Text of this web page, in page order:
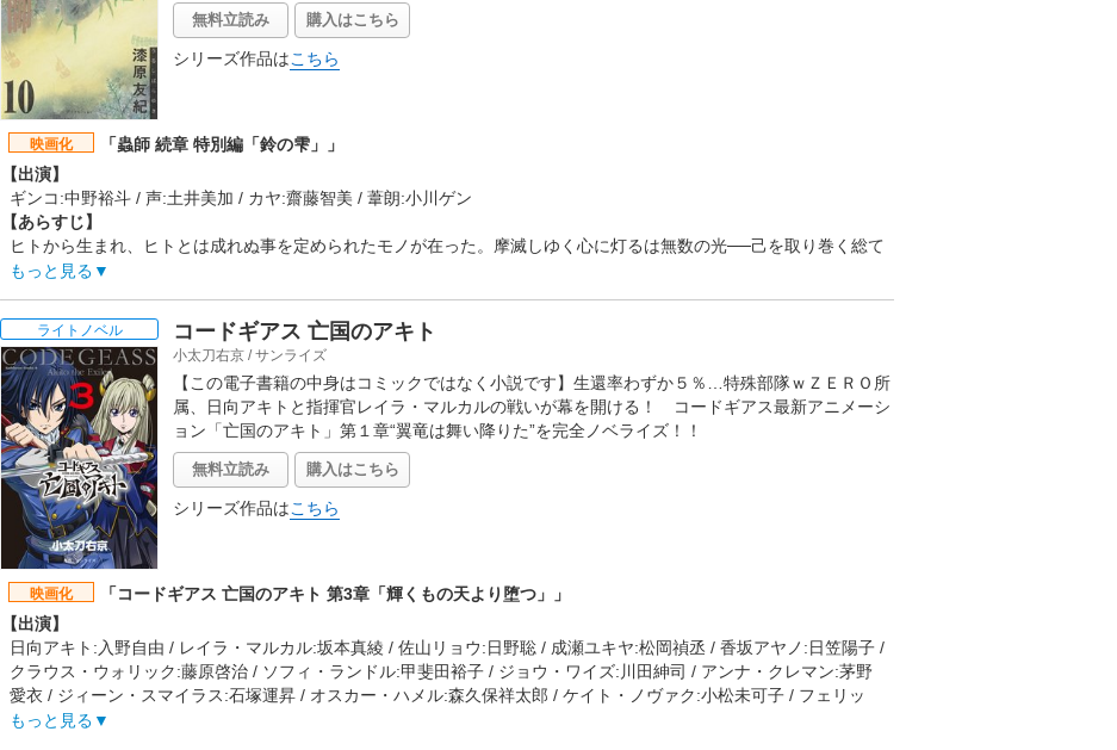
【スタッフ情報】
原案:佐藤順一
監督:佐藤順一
シリーズ構成:佐藤順一 / 脚本:山田由香、ハラダサヤカ / キャラクターデザイン・総作画監督:飯塚晴子 / 作画監督:原
勝徳、中原清隆 / 美術監督:田尻健一 / 色彩設計:川上善美 / 撮影監督:和田尚之 / 音楽:中島ノブユキ / 音楽制作:フライ
ングドッグ
【音楽】
主題歌:坂本真綾「これから」
【公開日】
2015年4月4日
無料立読み 購入はこちら
シリーズ作品はこちら
映画化
「蟲師 続章 特別編「鈴の雫」」
【出演】
ギンコ:中野裕斗 / 声:土井美加 / カヤ:齋藤智美 / 葦朗:小川ゲン
【あらすじ】
ヒトから生まれ、ヒトとは成れぬ事を定められたモノが在った。摩滅しゆく心に灯るは無数の光──己を取り巻く総て
の生命という輝き。往くべき処を悟るモノ、還るべき温もりを示す者。其々が其々の"生"を全うする刻、かの地に鳴
【制作会社】
アートランド
【スタッフ情報】
原作:漆原友紀
監督:長濵博史
シリーズ構成:長濵博史 / キャラクターデザイン・総作画監督:馬越嘉彦 / 美術監督:脇威志 / テクニカルアドバイザー:
大山佳久 / 撮影監督:中村雄太 / 編集:松村正宏 / 音楽:増田俊郎 / 音響監督:たなかかずや
【公開日】
2015年5月16日
もっと見る
ライトノベル コードギアス 亡国のアキト
小太刀右京 /サンライズ
【この電子書籍の中身はコミックではなく小説です】生還率わずか５％…特殊部隊ｗＺＥＲＯ所
属、日向アキトと指揮官レイラ・マルカルの戦いが幕を開ける！ コードギアス最新アニメーシ
ョン「亡国のアキト」第１章“翼竜は舞い降りた”を完全ノベライズ！！
無料立読み 購入はこちら
シリーズ作品はこちら
映画化
「コードギアス 亡国のアキト 第3章「輝くもの天より堕つ」」
【出演】
日向アキト:入野自由 / レイラ・マルカル:坂本真綾 / 佐山リョウ:日野聡 / 成瀬ユキヤ:松岡禎丞 / 香坂アヤノ:日笠陽子 /
クラウス・ウォリック:藤原啓治 / ソフィ・ランドル:甲斐田裕子 / ジョウ・ワイズ:川田紳司 / アンナ・クレマン:茅野
愛衣 / ジィーン・スマイラス:石塚運昇 / オスカー・ハメル:森久保祥太郎 / ケイト・ノヴァク:小松未可子 / フェリッ
リ・バルトロウ:瀬戸麻沙美 / クロエ・ウィンケル:東山奈央 / ヒルダ・フェイガン:早見沙織 / サラ・デインズ:高森奈
もっと見る